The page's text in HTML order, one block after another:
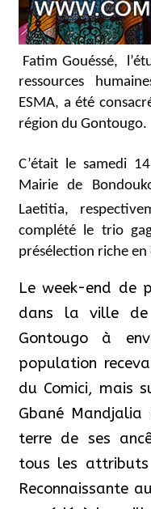
Fatim Gouéssé,
ressources
ESMA, a été
région du Gontougo.
C’était le samedi
Mairie de
Laetitia,
complété le trio
présélection riche
Le week-end de
dans la ville de
Gontougo à
population
du Comici, mais
Gbané
terre de ses
tous les attributs
Reconnaissante